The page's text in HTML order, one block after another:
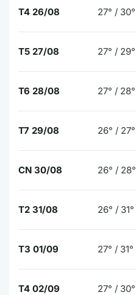
T4 26/08 27° / 30°
T5 27/08 27° / 29°
T6 28/08 27° / 28°
T7 29/08 26° / 27°
CN 30/08 26° / 28°
T2 31/08 26° / 31°
T3 01/09 27° / 31°
T4 02/09 27° / 30°